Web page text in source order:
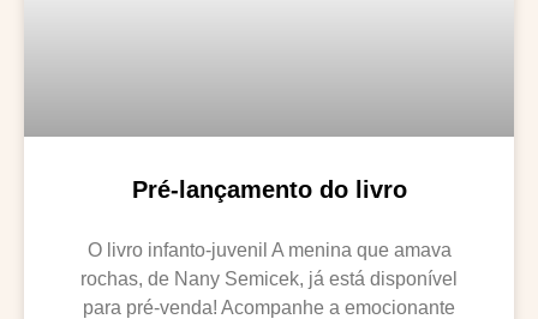
Pré-lançamento do livro
O livro infanto-juvenil A menina que amava
rochas, de Nany Semicek, já está disponível
para pré-venda! Acompanhe a emocionante